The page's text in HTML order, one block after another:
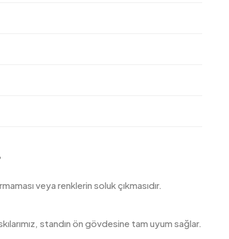
veya renklerin soluk çıkmasıdır.
standın ön gövdesine tam uyum sağlar.